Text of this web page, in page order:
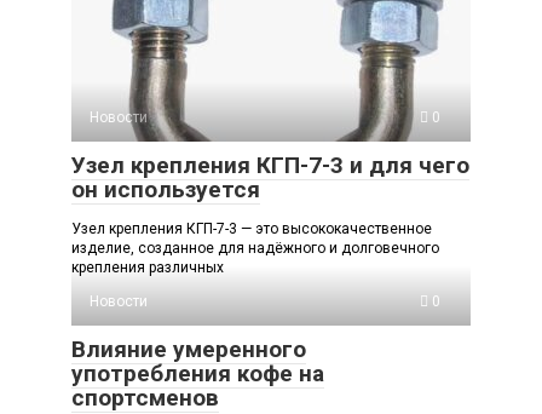
Новости 0
Узел крепления КГП-7-3 и для чего
он используется
Узел крепления КГП-7-3 — это высококачественное
изделие, созданное для надёжного и долговечного
крепления различных
Новости
0
Влияние умеренного
употребления кофе на
спортсменов